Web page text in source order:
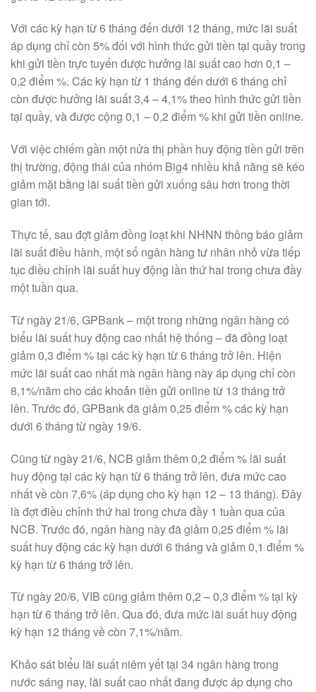
Với các kỳ hạn từ 6 tháng đến dưới 12 tháng, mức lãi suất
áp dụng chỉ còn 5% đối với hình thức gửi tiền tại quầy trong
khi gửi tiền trực tuyến được hưởng lãi suất cao hơn 0,1 –
0,2 điểm %. Các kỳ hạn từ 1 tháng đến dưới 6 tháng chỉ
còn được hưởng lãi suất 3,4 – 4,1% theo hình thức gửi tiền
tại quầy, và được cộng 0,1 – 0,2 điểm % khi gửi tiền online.
Với việc chiếm gần một nửa thị phần huy động tiền gửi trên
thị trường, động thái của nhóm Big4 nhiều khả năng sẽ kéo
giảm mặt bằng lãi suất tiền gửi xuống sâu hơn trong thời
gian tới.
Thực tế, sau đợt giảm đồng loạt khi NHNN thông báo giảm
lãi suất điều hành, một số ngân hàng tư nhân nhỏ vừa tiếp
tục điều chỉnh lãi suất huy động lần thứ hai trong chưa đầy
một tuần qua.
Từ ngày 21/6, GPBank – một trong những ngân hàng có
biểu lãi suất huy động cao nhất hệ thống – đã đồng loạt
giảm 0,3 điểm % tại các kỳ hạn từ 6 tháng trở lên. Hiện
mức lãi suất cao nhất mà ngân hàng này áp dụng chỉ còn
8,1%/năm cho các khoản tiền gửi online từ 13 tháng trở
lên. Trước đó, GPBank đã giảm 0,25 điểm % các kỳ hạn
dưới 6 tháng từ ngày 19/6.
Cũng từ ngày 21/6, NCB giảm thêm 0,2 điểm % lãi suất
huy động tại các kỳ hạn từ 6 tháng trở lên, đưa mức cao
nhất về còn 7,6% (áp dụng cho kỳ hạn 12 – 13 tháng). Đây
là đợt điều chỉnh thứ hai trong chưa đầy 1 tuần qua của
NCB. Trước đó, ngân hàng này đã giảm 0,25 điểm % lãi
suất huy động các kỳ hạn dưới 6 tháng và giảm 0,1 điểm %
kỳ hạn từ 6 tháng trở lên.
Từ ngày 20/6, VIB cũng giảm thêm 0,2 – 0,3 điểm % tại kỳ
hạn từ 6 tháng trở lên. Qua đó, đưa mức lãi suất huy động
kỳ hạn 12 tháng về còn 7,1%/năm.
Khảo sát biểu lãi suất niêm yết tại 34 ngân hàng trong
nước sáng nay, lãi suất cao nhất đang được áp dụng cho